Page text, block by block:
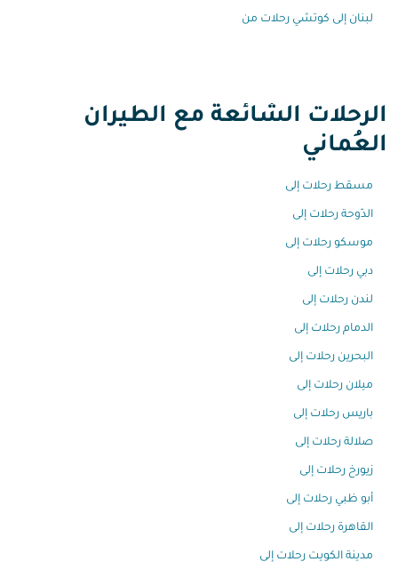
لبنان إلى كوتشي رحلات من
الرحلات الشائعة مع الطيران
العُماني
مسقط رحلات إلى
الدّوحة رحلات إلى
موسكو رحلات إلى
دبي رحلات إلى
لندن رحلات إلى
الدمام رحلات إلى
البحرين رحلات إلى
ميلان رحلات إلى
باريس رحلات إلى
صلالة رحلات إلى
زيورخ رحلات إلى
أبو ظبي رحلات إلى
القاهرة رحلات إلى
مدينة الكويت رحلات إلى